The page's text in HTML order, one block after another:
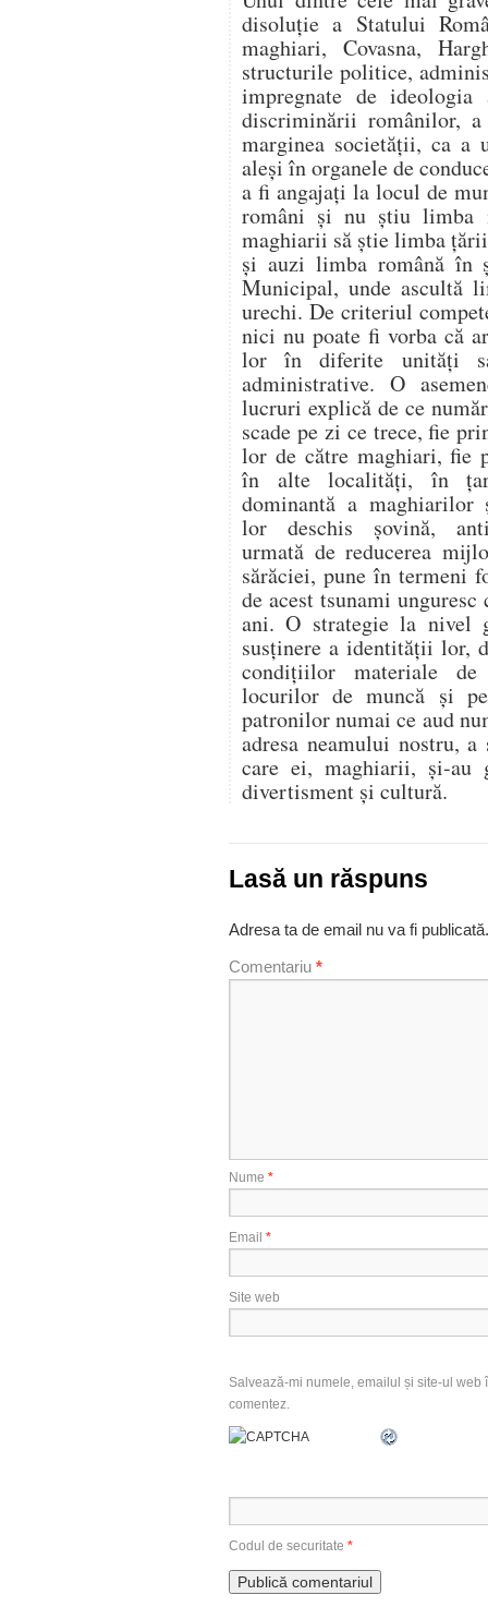
disoluţie a Statului
maghiari, Covasna,
structurile politice,
impregnate de
discriminării românilor, a
marginea societăţii, ca
aleşi în organele de
a fi angajaţi la locul de
români şi nu ştiu limba
maghiarii să ştie limba
şi auzi limba română în
Municipal, unde ascultă
urechi. De criteriul
nici nu poate fi vorba că
lor în diferite unităţi
administrative. O
lucruri explică de ce
scade pe zi ce trece, fie
lor de către maghiari, fie
în alte localităţi, în
dominantă a maghiarilor
lor deschis şovină,
urmată de reducerea
sărăciei, pune în termeni
de acest tsunami
ani. O strategie la nivel
susţinere a identităţii lor,
condiţiilor materiale
locurilor de muncă şi
patronilor numai ce aud
adresa neamului nostru,
care ei, maghiarii, şi-au
divertisment şi cultură.
Lasă un răspuns
Adresa ta de email nu va fi publicată.
Comentariu *
Nume *
Email *
Site web
Salvează-mi numele, emailul și site-ul
comentez.
Codul de securitate *